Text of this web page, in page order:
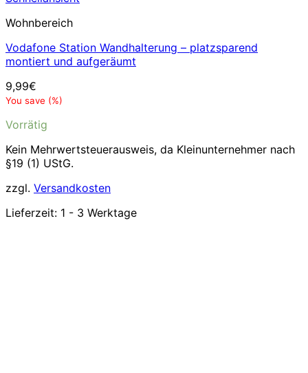
Wohnbereich
Vodafone Station Wandhalterung – platzsparend
montiert und aufgeräumt
9,99€
You save (%)
Vorrätig
Kein Mehrwertsteuerausweis, da Kleinunternehmer nach
§19 (1) UStG.
zzgl. Versandkosten
Lieferzeit: 1 - 3 Werktage